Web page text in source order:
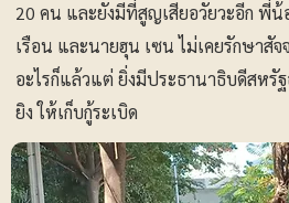
20 คน และยังมีที่สูญเสียอวัยวะอีก พี่
เรือน และนายฮุน เซน ไม่เคยรักษาสัจ
อะไรก็แล้วแต่ ยิ่งมีประธานาธิบดีสหรั
ยิง ให้เก็บกู้ระเบิด